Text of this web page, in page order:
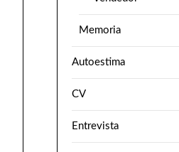
Memoria
Autoestima
CV
Entrevista